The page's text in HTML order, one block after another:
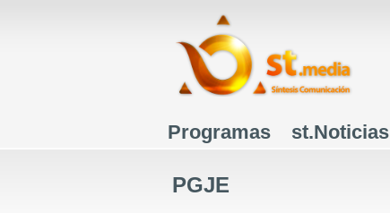
Menú principal
Programas st.Noticias
PGJE